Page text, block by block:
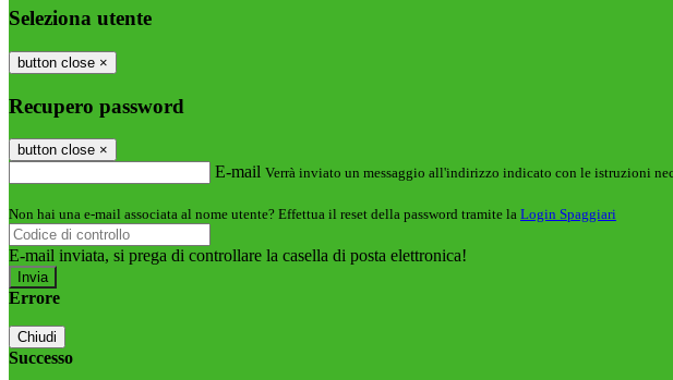
Seleziona utente
button close ×
Recupero password
button close ×
E-mail Verrà inviato un messaggio all'indirizzo indicato con le istruzioni
Non hai una e-mail associata al nome utente? Effettua il reset della password tramite la Login Spaggiari
E-mail inviata, si prega di controllare la casella di posta elettronica!
Errore
Chiudi
Successo